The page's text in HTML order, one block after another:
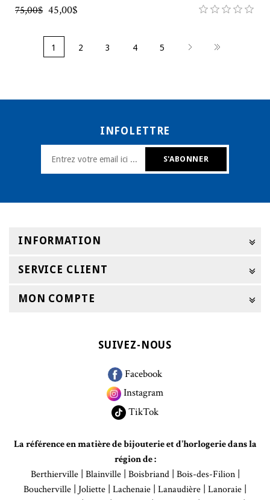
75,00$ 45,00$
1 2 3 4 5
INFOLETTRE
INFORMATION
SERVICE CLIENT
MON COMPTE
SUIVEZ-NOUS
Facebook
Instagram
TikTok
La référence en matière de bijouterie et d'horlogerie dans la
région de :
Berthierville| Blainville| Boisbriand| Bois-des-Filion|
Boucherville | Joliette | Lachenaie | Lanaudière | Lanoraie |